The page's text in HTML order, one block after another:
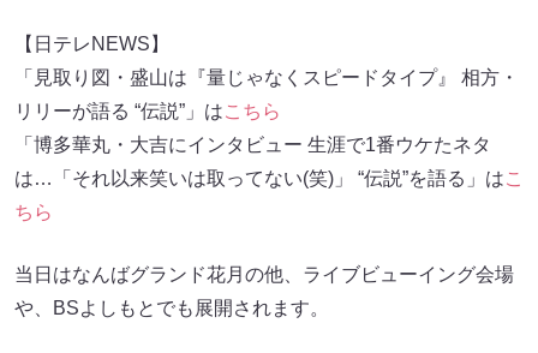
【日テレNEWS】
「見取り図・盛山は『量じゃなくスピードタイプ』 相方・
リリーが語る “伝説”」はこちら
「博多華丸・大吉にインタビュー 生涯で1番ウケたネタ
は…「それ以来笑いは取ってない(笑)」 “伝説”を語る」はこ
ちら
当日はなんばグランド花月の他、ライブビューイング会場
や、BSよしもとでも展開されます。